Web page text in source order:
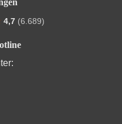
4,7 (6.689)